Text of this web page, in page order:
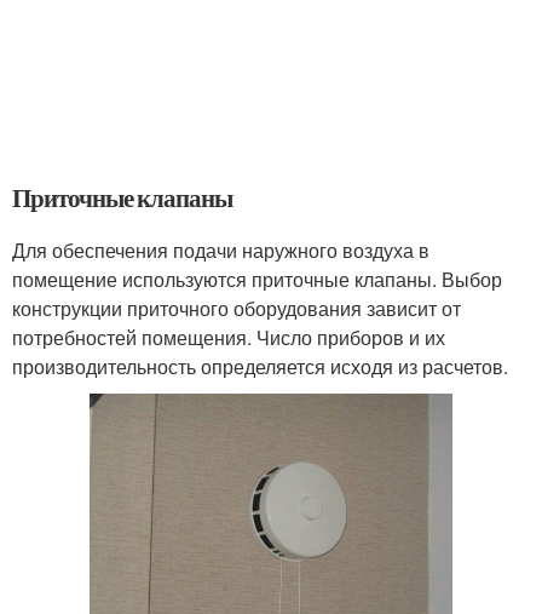
Приточные клапаны
Для обеспечения подачи наружного воздуха в
помещение используются приточные клапаны. Выбор
конструкции приточного оборудования зависит от
потребностей помещения. Число приборов и их
производительность определяется исходя из расчетов.